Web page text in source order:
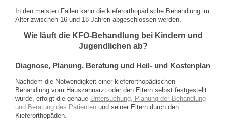
In den meisten Fällen kann die kieferorthopädische Behandlung im
Alter zwischen 16 und 18 Jahren abgeschlossen werden.
Wie läuft die KFO-Behandlung bei Kindern und
Jugendlichen ab?
Diagnose, Planung, Beratung und Heil- und Kostenplan
Nachdem die Notwendigkeit einer kieferorthopädischen
Behandlung vom Hauszahnarzt oder den Eltern selbst festgestellt
wurde, erfolgt die genaue Untersuchung, Planung der Behandlung
und Beratung des Patienten und seiner Eltern durch den
Kieferorthopäden.